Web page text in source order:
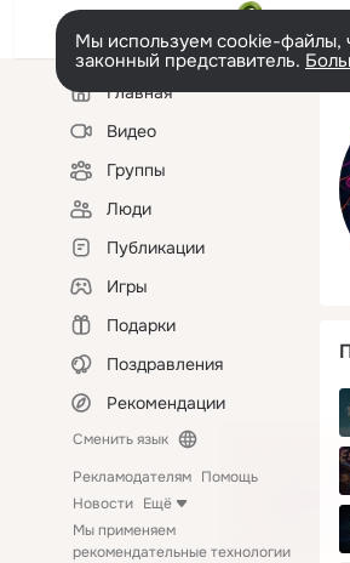
Мы используем cookie-файлы,
законный представитель.
Левая
колонкаГлавная
Видео
Группы
Люди
Публикации
Игры
Подарки
Поздравления
Рекомендации
Сменить язык
Рекламодателям Помощь
Новости Ещё
Мы применяем
рекомендательные технологии